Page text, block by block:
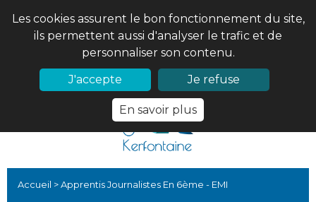
Les cookies assurent le bon fonctionnement du site,
ils permettent aussi d'analyser le trafic et de
personnaliser son contenu.
J'accepte
Je refuse
En savoir plus
02 97 56 61 18
Accueil >Apprentis Journalistes En 6ème - EMI